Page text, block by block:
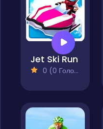
Jet Ski Run
0 (0 Голосів)